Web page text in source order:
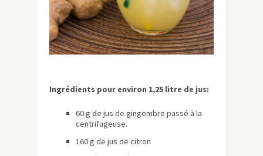
Ingrédients pour environ 1,25 litre de jus:
60 g de jus de gingembre passé à la
centrifugeuse.
160 g de jus de citron